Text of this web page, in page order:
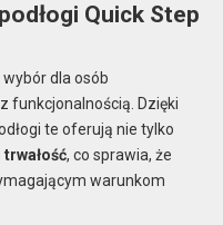
Quick Step
dla osób
funkcjonalnością. Dzięki
te oferują nie tylko
trwałość, co sprawia, że
warunkom